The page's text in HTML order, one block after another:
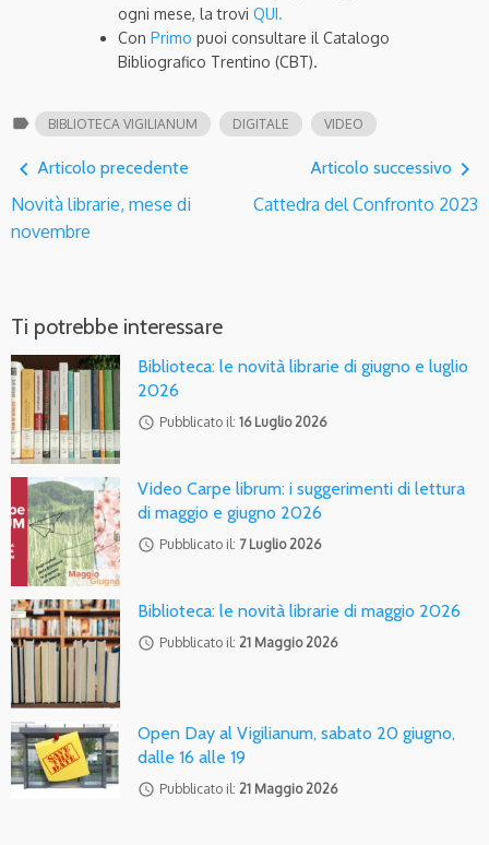
ogni mese, la trovi QUI.
Con Primo puoi consultare il Catalogo
Bibliografico Trentino (CBT).
label BIBLIOTECA VIGILIANUM DIGITALE VIDEO
navigate_before Articolo precedente
Novità librarie, mese di
novembre
Articolo successivo navigate_next
Cattedra del Confronto 2023
Ti potrebbe interessare
Biblioteca: le novità librarie di giugno e luglio
2026
access_time Pubblicato il: 16 Luglio 2026
Video Carpe librum: i suggerimenti di lettura
di maggio e giugno 2026
access_time Pubblicato il: 7 Luglio 2026
Biblioteca: le novità librarie di maggio 2026
access_time Pubblicato il: 21 Maggio 2026
Open Day al Vigilianum, sabato 20 giugno,
dalle 16 alle 19
access_time Pubblicato il: 21 Maggio 2026